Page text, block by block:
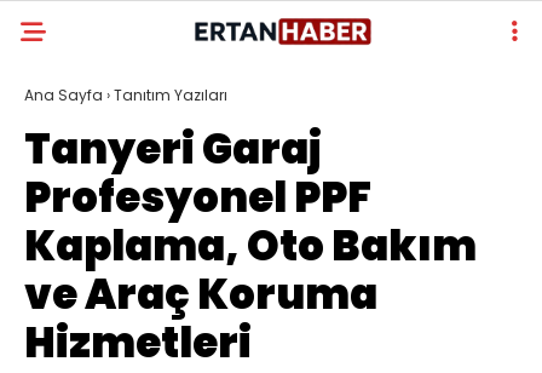
Ana Sayfa ›Tanıtım Yazıları
Tanyeri Garaj
Profesyonel PPF
Kaplama, Oto Bakım
ve Araç Koruma
Hizmetleri